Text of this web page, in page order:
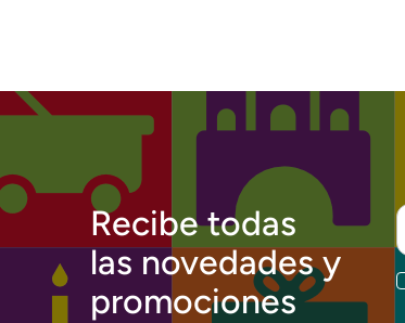
Recibe todas
las novedades y
promociones